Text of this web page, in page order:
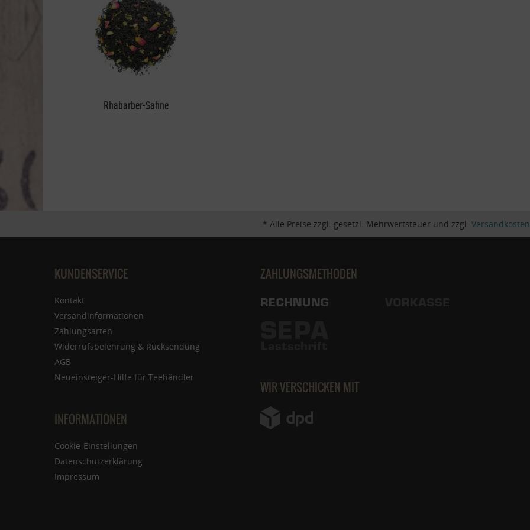
Rhabarber-Sahne
* Alle Preise zzgl. gesetzl. Mehrwertsteuer und zzgl. Versandkosten
KUNDENSERVICE
Kontakt
Versandinformationen
Zahlungsarten
Widerrufsbelehrung & Rücksendung
AGB
Neueinsteiger-Hilfe für Teehändler
INFORMATIONEN
Cookie-Einstellungen
Datenschutzerklärung
Impressum
ZAHLUNGSMETHODEN
WIR VERSCHICKEN MIT